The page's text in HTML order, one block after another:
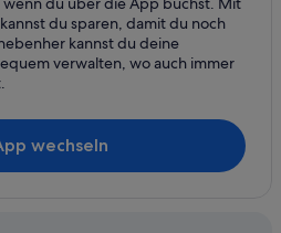
du sparen, damit du noch
kannst du deine
verwalten, wo auch immer
wechseln